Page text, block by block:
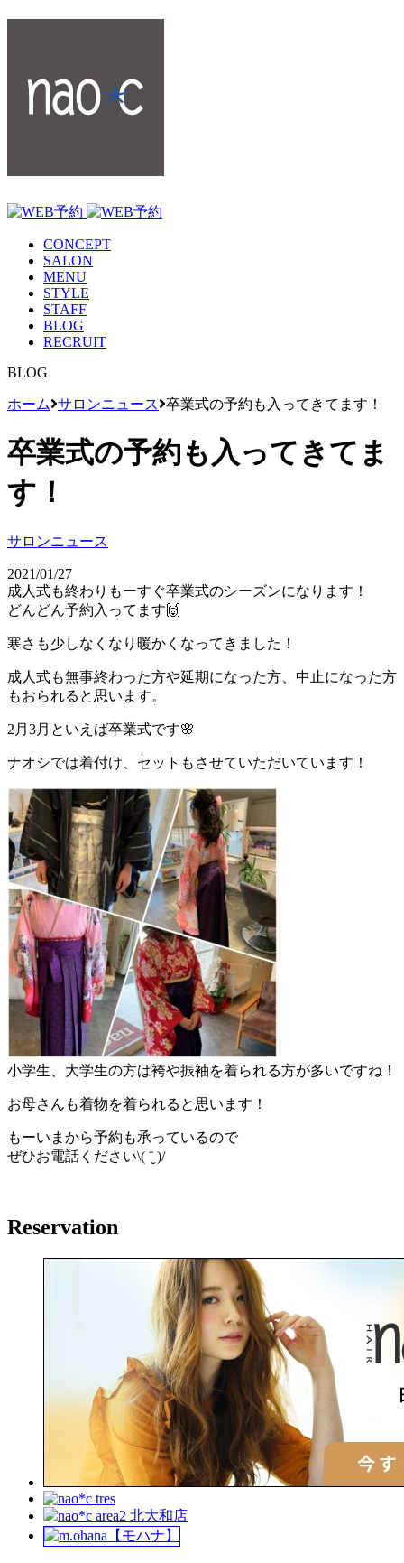
CONCEPT
SALON
MENU
STYLE
STAFF
BLOG
RECRUIT
BLOG
ホーム サロンニュース 卒業式の予約も入ってきてます！
卒業式の予約も入ってきてま
す！
サロンニュース
2021/01/27
成人式も終わりもーすぐ卒業式のシーズンになります！
どんどん予約入ってます🙌
寒さも少しなくなり暖かくなってきました！
成人式も無事終わった方や延期になった方、中止になった方
もおられると思います。
2月3月といえば卒業式です🌸
ナオシでは着付け、セットもさせていただいています！
小学生、大学生の方は袴や振袖を着られる方が多いですね！
お母さんも着物を着られると思います！
もーいまから予約も承っているので
ぜひお電話ください\( ¨̮ )/
Reservation